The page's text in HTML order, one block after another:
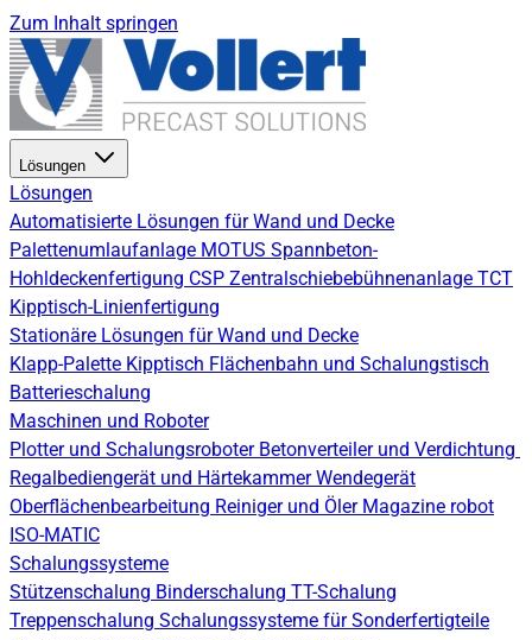
Zum Inhalt springen
Lösungen
Lösungen
Automatisierte Lösungen für Wand und Decke
Palettenumlaufanlage MOTUS Spannbeton-
Hohldeckenfertigung CSP Zentralschiebebühnenanlage TCT
Kipptisch-Linienfertigung
Stationäre Lösungen für Wand und Decke
Klapp-Palette Kipptisch Flächenbahn und Schalungstisch
Batterieschalung
Maschinen und Roboter
Plotter und Schalungsroboter Betonverteiler und Verdichtung
Regalbediengerät und HärtekammerWendegerät
Oberflächenbearbeitung Reiniger und Öler Magazine robot
ISO-MATIC
Schalungssysteme
Stützenschalung Binderschalung TT-Schalung
Treppenschalung Schalungssysteme für Sonderfertigteile